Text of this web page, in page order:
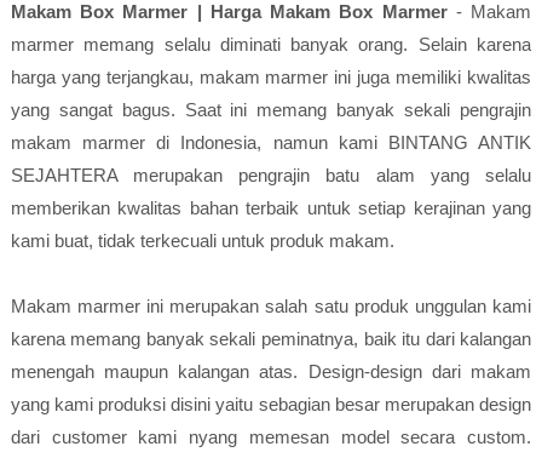
Makam Box Marmer | Harga Makam Box Marmer- Makam
marmer memang selalu diminati banyak orang. Selain karena
harga yang terjangkau, makam marmer ini juga memiliki kwalitas
yang sangat bagus. Saat ini memang banyak sekali pengrajin
makam marmer di Indonesia, namun kami BINTANG ANTIK
SEJAHTERA merupakan pengrajin batu alam yang selalu
memberikan kwalitas bahan terbaik untuk setiap kerajinan yang
kami buat, tidak terkecuali untuk produk makam.
Makam marmer ini merupakan salah satu produk unggulan kami
karena memang banyak sekali peminatnya, baik itu dari kalangan
menengah maupun kalangan atas. Design-design dari makam
yang kami produksi disini yaitu sebagian besar merupakan design
dari customer kami nyang memesan model secara custom.